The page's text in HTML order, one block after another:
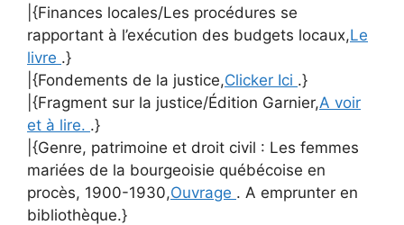
|{Finances locales/Les procédures se
rapportant à l’exécution des budgets locaux,Le
livre .}
|{Fondements de la justice,Clicker Ici .}
|{Fragment sur la justice/Édition Garnier,A voir
et à lire. .}
|{Genre, patrimoine et droit civil : Les femmes
mariées de la bourgeoisie québécoise en
procès, 1900-1930,Ouvrage . A emprunter en
bibliothèque.}